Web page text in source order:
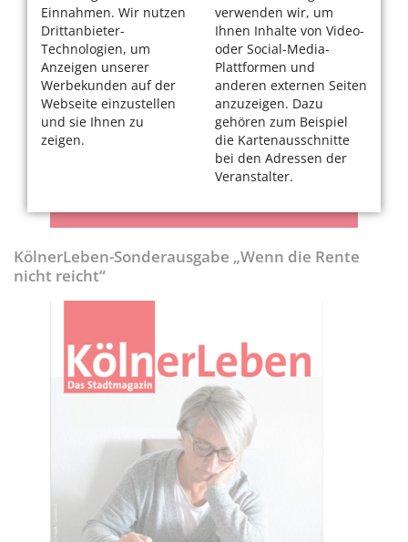
Einnahmen. Wir nutzen
Drittanbieter-
Technologien, um
Anzeigen unserer
Werbekunden auf der
Webseite einzustellen
und sie Ihnen zu
zeigen.
verwenden wir, um
Ihnen Inhalte von Video-
oder Social-Media-
Plattformen und
anderen externen Seiten
anzuzeigen. Dazu
gehören zum Beispiel
die Kartenausschnitte
bei den Adressen der
Veranstalter.
KölnerLeben-Sonderausgabe „Wenn die Rente
nicht reicht“